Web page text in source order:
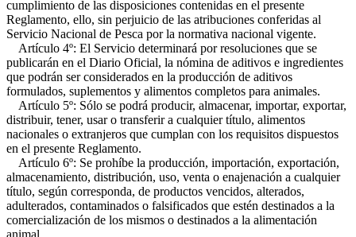
cumplimiento de las disposiciones contenidas en el presente
Reglamento, ello, sin perjuicio de las atribuciones conferidas al
Servicio Nacional de Pesca por la normativa nacional vigente.
Artículo 4º: El Servicio determinará por resoluciones que se
publicarán en el Diario Oficial, la nómina de aditivos e ingredientes
que podrán ser considerados en la producción de aditivos
formulados, suplementos y alimentos completos para animales.
Artículo 5º: Sólo se podrá producir, almacenar, importar, exportar,
distribuir, tener, usar o transferir a cualquier título, alimentos
nacionales o extranjeros que cumplan con los requisitos dispuestos
en el presente Reglamento.
Artículo 6º: Se prohíbe la producción, importación, exportación,
almacenamiento, distribución, uso, venta o enajenación a cualquier
título, según corresponda, de productos vencidos, alterados,
adulterados, contaminados o falsificados que estén destinados a la
comercialización de los mismos o destinados a la alimentación
animal.